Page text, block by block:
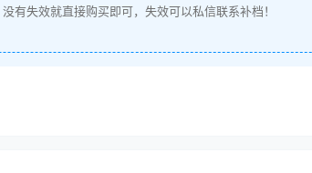
有失效就直接购买即可，失效可以私信联系补档！